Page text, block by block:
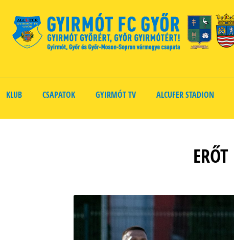
KLUB CSAPATOK GYIRMÓT TV ALCUFER STADION